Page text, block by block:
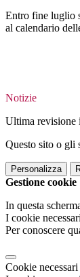
Entro fine luglio
al calendario
Notizie
Ultima revisione
Questo sito o gli
Personalizza
Gestione cookie
In questa
I cookie
Per conoscere
Cookie